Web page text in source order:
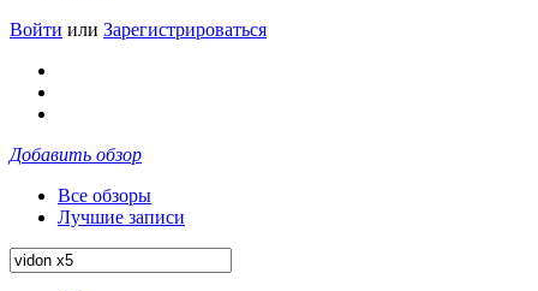
Войти или Зарегистрироваться
Добавить обзор
Все обзоры
Лучшие записи